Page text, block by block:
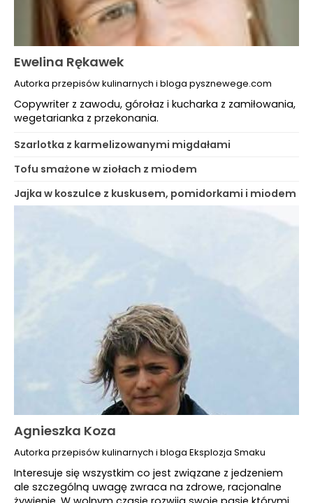
Ewelina Rękawek
Autorka przepisów kulinarnych i bloga pysznewege.com
Copywriter z zawodu, górołaz i kucharka z zamiłowania,
wegetarianka z przekonania.
Szarlotka z karmelizowanymi migdałami
Tofu smażone w ziołach z miodem
Jajka w koszulce z kuskusem, pomidorkami i miodem
Agnieszka Koza
Autorka przepisów kulinarnych i bloga Eksplozja Smaku
Interesuje się wszystkim co jest związane z jedzeniem
ale szczególną uwagę zwraca na zdrowe, racjonalne